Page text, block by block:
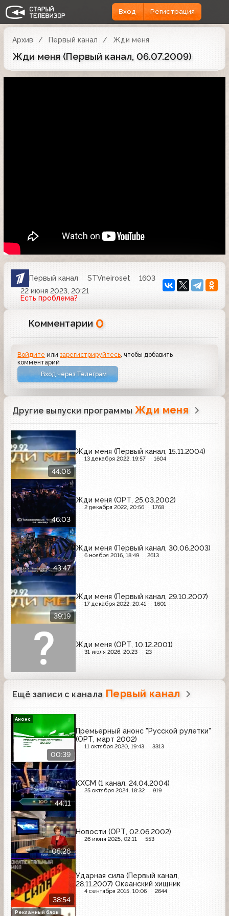
Вход Регистрация
Архив Первый канал Жди меня
Жди меня (Первый канал, 06.07.2009)
Первый канал STVneiroset
1603
22 июня 2023, 20:21
Есть проблема?
Комментарии 0
Войдите илизарегистрируйтесь , чтобы добавить
комментарий
Вход через Телеграм
Другие выпуски программы Жди меня
44:06
Жди меня (Первый канал, 15.11.2004)
13 декабря 2022, 19:57 1604
46:03
Жди меня (ОРТ, 25.03.2002)
2 декабря 2022, 20:56 1768
43:47
Жди меня (Первый канал, 30.06.2003)
6 ноября 2016, 18:49 2613
39:19
Жди меня (Первый канал, 29.10.2007)
17 декабря 2022, 20:41 1601
Жди меня (ОРТ, 10.12.2001)
31 июля 2026, 20:23 23
Ещё записи с канала Первый канал
00:39
Премьерный анонс "Русской рулетки"
(ОРТ, март 2002)
11 октября 2020, 19:43 3313
Анонс
44:11
КХСМ (1 канал, 24.04.2004)
25 октября 2024, 18:32 919
05:26
Новости (ОРТ, 02.06.2002)
26 июня 2025, 02:11 553
38:54
Ударная сила (Первый канал,
28.11.2007) Океанский хищник
4 сентября 2015, 10:06 2644
Рекламный блок